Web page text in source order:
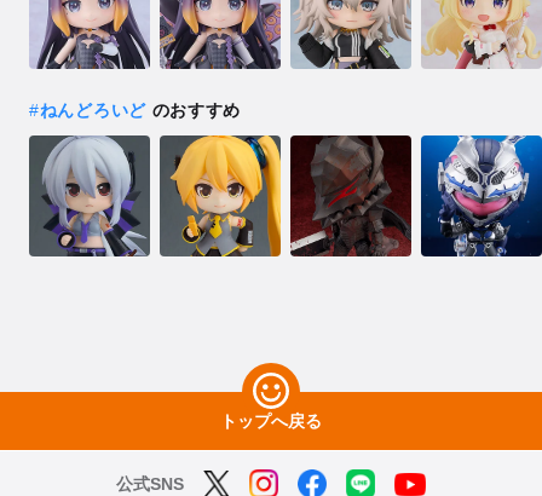
#ねんどろいどのおすすめ
トップへ戻る
公式SNS